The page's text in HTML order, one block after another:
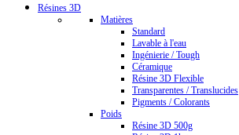
Résines 3D
Matières
Standard
Lavable à l'eau
Ingénierie / Tough
Céramique
Résine 3D Flexible
Transparentes / Translucides
Pigments / Colorants
Poids
Résine 3D 500g